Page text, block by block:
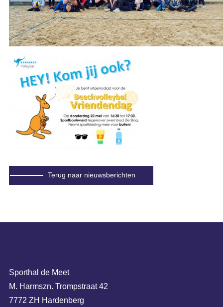
Terug naar nieuwsberichten
Sporthal de Meet
M. Harmszn. Trompstraat 42
7772 ZH Hardenberg